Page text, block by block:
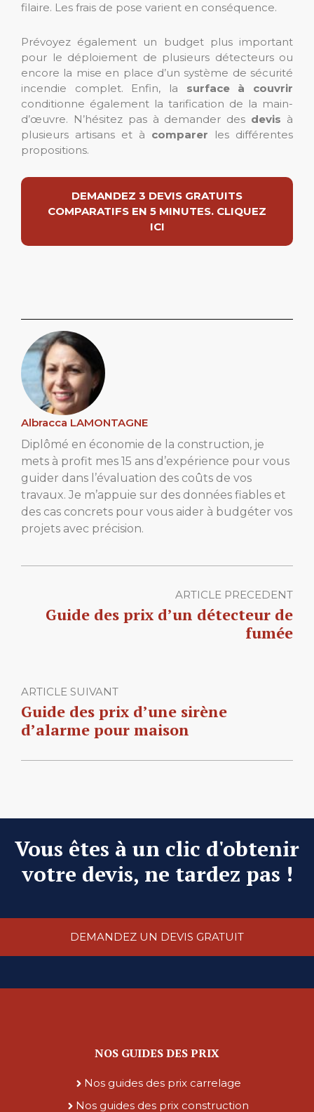
filaire. Les frais de pose varient en conséquence.
Prévoyez également un budget plus important
pour le déploiement de plusieurs détecteurs ou
encore la mise en place d’un système de sécurité
incendie complet. Enfin, la surface à couvrir
conditionne également la tarification de la main-
d’œuvre. N’hésitez pas à demander des devis à
plusieurs artisans et à comparer
les différentes
propositions.
DEMANDEZ 3 DEVIS GRATUITS
COMPARATIFS EN 5 MINUTES. CLIQUEZ
ICI
Albracca LAMONTAGNE
Diplômé en économie de la construction, je
mets à profit mes 15 ans d’expérience pour vous
guider dans l’évaluation des coûts de vos
travaux. Je m’appuie sur des données fiables et
des cas concrets pour vous aider à budgéter vos
projets avec précision.
ARTICLE PRECEDENT
Guide des prix d’un détecteur de
fumée
ARTICLE SUIVANT
Guide des prix d’une sirène
d’alarme pour maison
Vous êtes à un clic d'obtenir
votre devis, ne tardez pas !
DEMANDEZ UN DEVIS GRATUIT
NOS GUIDES DES PRIX
Nos guides des prix carrelage
Nos guides des prix construction